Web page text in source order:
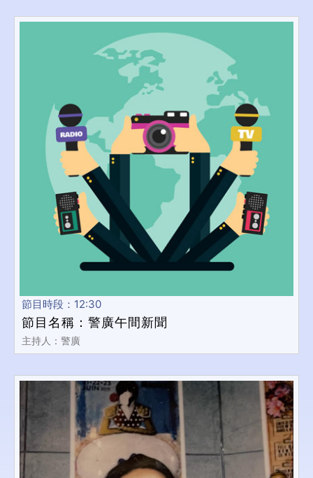
節目時段：12:30
節目名稱：警廣午間新聞
主持人：警廣